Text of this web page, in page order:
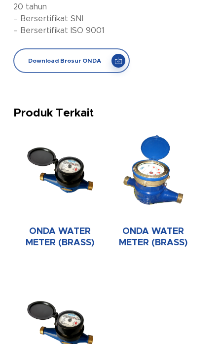
20 tahun
– Bersertifikat SNI
– Bersertifikat ISO 9001
Download Brosur ONDA
Produk Terkait
ONDA WATER
METER (BRASS)
ONDA WATER
METER (BRASS)